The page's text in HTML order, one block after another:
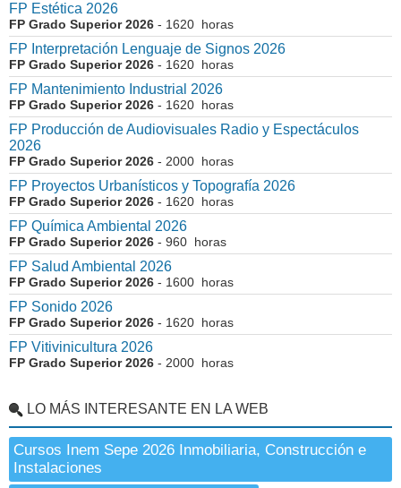
FP Estética 2026
FP Grado Superior 2026 - 1620 horas
FP Interpretación Lenguaje de Signos 2026
FP Grado Superior 2026 - 1620 horas
FP Mantenimiento Industrial 2026
FP Grado Superior 2026 - 1620 horas
FP Producción de Audiovisuales Radio y Espectáculos
2026
FP Grado Superior 2026 - 2000 horas
FP Proyectos Urbanísticos y Topografía 2026
FP Grado Superior 2026 - 1620 horas
FP Química Ambiental 2026
FP Grado Superior 2026 - 960 horas
FP Salud Ambiental 2026
FP Grado Superior 2026 - 1600 horas
FP Sonido 2026
FP Grado Superior 2026 - 1620 horas
FP Vitivinicultura 2026
FP Grado Superior 2026 - 2000 horas
LO MÁS INTERESANTE EN LA WEB
Cursos Inem Sepe 2026 Inmobiliaria, Construcción e
Instalaciones